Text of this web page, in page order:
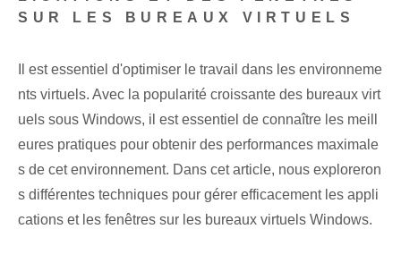
SUR LES BUREAUX VIRTUELS
Il est essentiel d'optimiser le travail dans les environneme
nts virtuels. Avec la popularité croissante des bureaux virt
uels sous Windows, il est essentiel de connaître les meill
eures pratiques pour obtenir des performances maximale
s de cet environnement. Dans cet article, nous exploreron
s différentes techniques pour gérer efficacement les appli
cations et les fenêtres sur les bureaux virtuels Windows.